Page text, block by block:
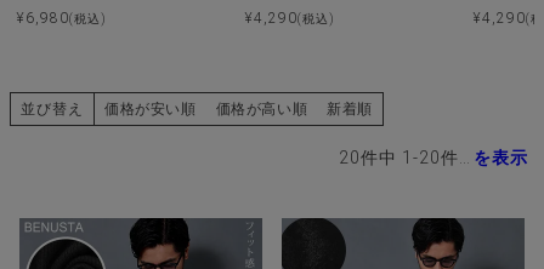
¥ 6,980(税込)
¥4,290(税込)
¥4,290(
並び替え 価格が安い順 価格が高い順 新着順
20件中 1 -20 件表示